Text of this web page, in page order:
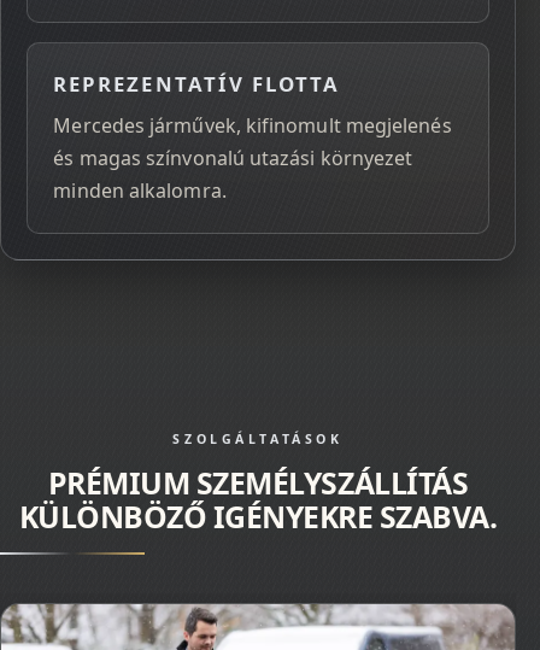
REPREZENTATÍV FLOTTA
Mercedes járművek, kifinomult megjelenés
és magas színvonalú utazási környezet
minden alkalomra.
SZOLGÁLTATÁSOK
PRÉMIUM SZEMÉLYSZÁLLÍTÁS
KÜLÖNBÖZŐ IGÉNYEKRE SZABVA.